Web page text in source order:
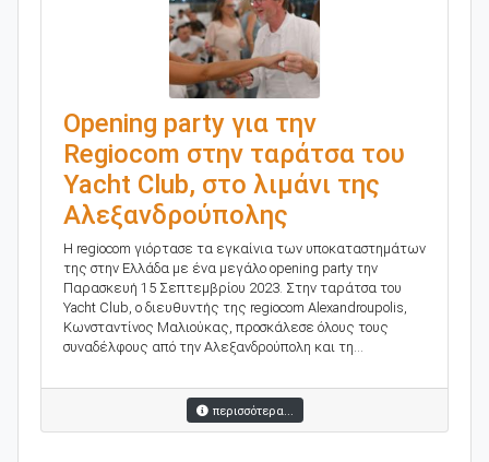
Opening party για την
Regiocom στην ταράτσα του
Yacht Club, στο λιμάνι της
Αλεξανδρούπολης
Η regiocom γιόρτασε τα εγκαίνια των υποκαταστημάτων
της στην Ελλάδα με ένα μεγάλο opening party την
Παρασκευή 15 Σεπτεμβρίου 2023. Στην ταράτσα του
Yacht Club, ο διευθυντής της regiocom Alexandroupolis,
Κωνσταντίνος Μαλιούκας, προσκάλεσε όλους τους
συναδέλφους από την Αλεξανδρούπολη και τη...
περισσότερα...